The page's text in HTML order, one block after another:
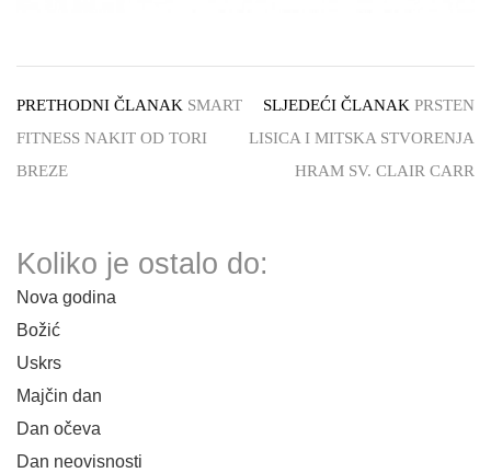
PRETHODNI ČLANAK SMART
FITNESS NAKIT OD TORI
BREZE
SLJEDEĆI ČLANAK PRSTEN
LISICA I MITSKA STVORENJA
HRAM SV. CLAIR CARR
Koliko je ostalo do:
Nova godina
Božić
Uskrs
Majčin dan
Dan očeva
Dan neovisnosti